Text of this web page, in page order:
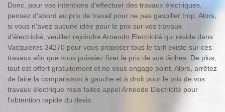
Donc, pour vos intentions d'effectuer des travaux électriques,
pensez d'abord au prix de travail pour ne pas gaspiller trop. Alors,
si vous n'avez aucune idée pour le prix sur vos travaux
d'électricité, veuillez rejoindre Arneodo Electricité qui réside dans
Vacquieres 34270 pour vous proposer tous le tarif existe sur ces
travaux afin que vous puissiez fixer le prix de vos tâches. De plus,
tout est offert gratuitement et ne vous engage point. Alors, arrêtez
de faire la comparaison à gauche et à droit pour le prix de vos
travaux électrique mais faites appel Arneodo Electricité pour
l'obtention rapide du devis.